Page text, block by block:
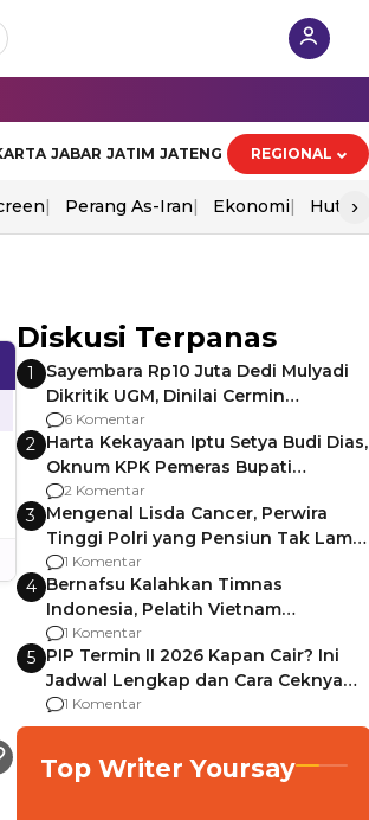
JABAR JATIM JATENG REGIONAL
Perang As-Iran Ekonomi Hut Ri
›
Diskusi Terpanas
1
Sayembara Rp10 Juta Dedi Mulyadi
Dikritik UGM, Dinilai Cermin
Gagalnya Negara Jamin Keamanan
6 Komentar
2 Harta Kekayaan Iptu Setya Budi Dias,
Oknum KPK Pemeras Bupati
Pemalang
2 Komentar
3 Mengenal Lisda Cancer, Perwira
Tinggi Polri yang Pensiun Tak Lama
Usai Jadi Brigjen
1 Komentar
4 Bernafsu Kalahkan Timnas
Indonesia, Pelatih Vietnam
Berencana Pakai Jimat di Pakansari
1 Komentar
5 PIP Termin II 2026 Kapan Cair? Ini
Jadwal Lengkap dan Cara Ceknya
agar Dana Tidak Hangus!
1 Komentar
Top Writer Yoursay